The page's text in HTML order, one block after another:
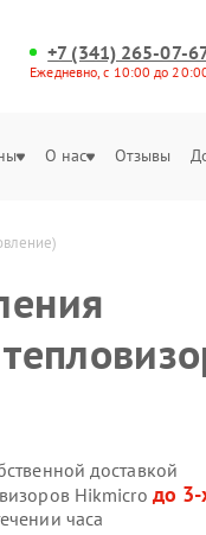
+7 (341) 265-07-
Ежедневно, с 10:00 до
О нас Отзывы
доставкой
Hikmicro до 3-
часа